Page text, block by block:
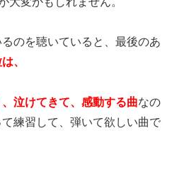
のを聴いていると、最後のあ
、
泣けてきて、感動する曲なの
練習して、弾いて欲しい曲で